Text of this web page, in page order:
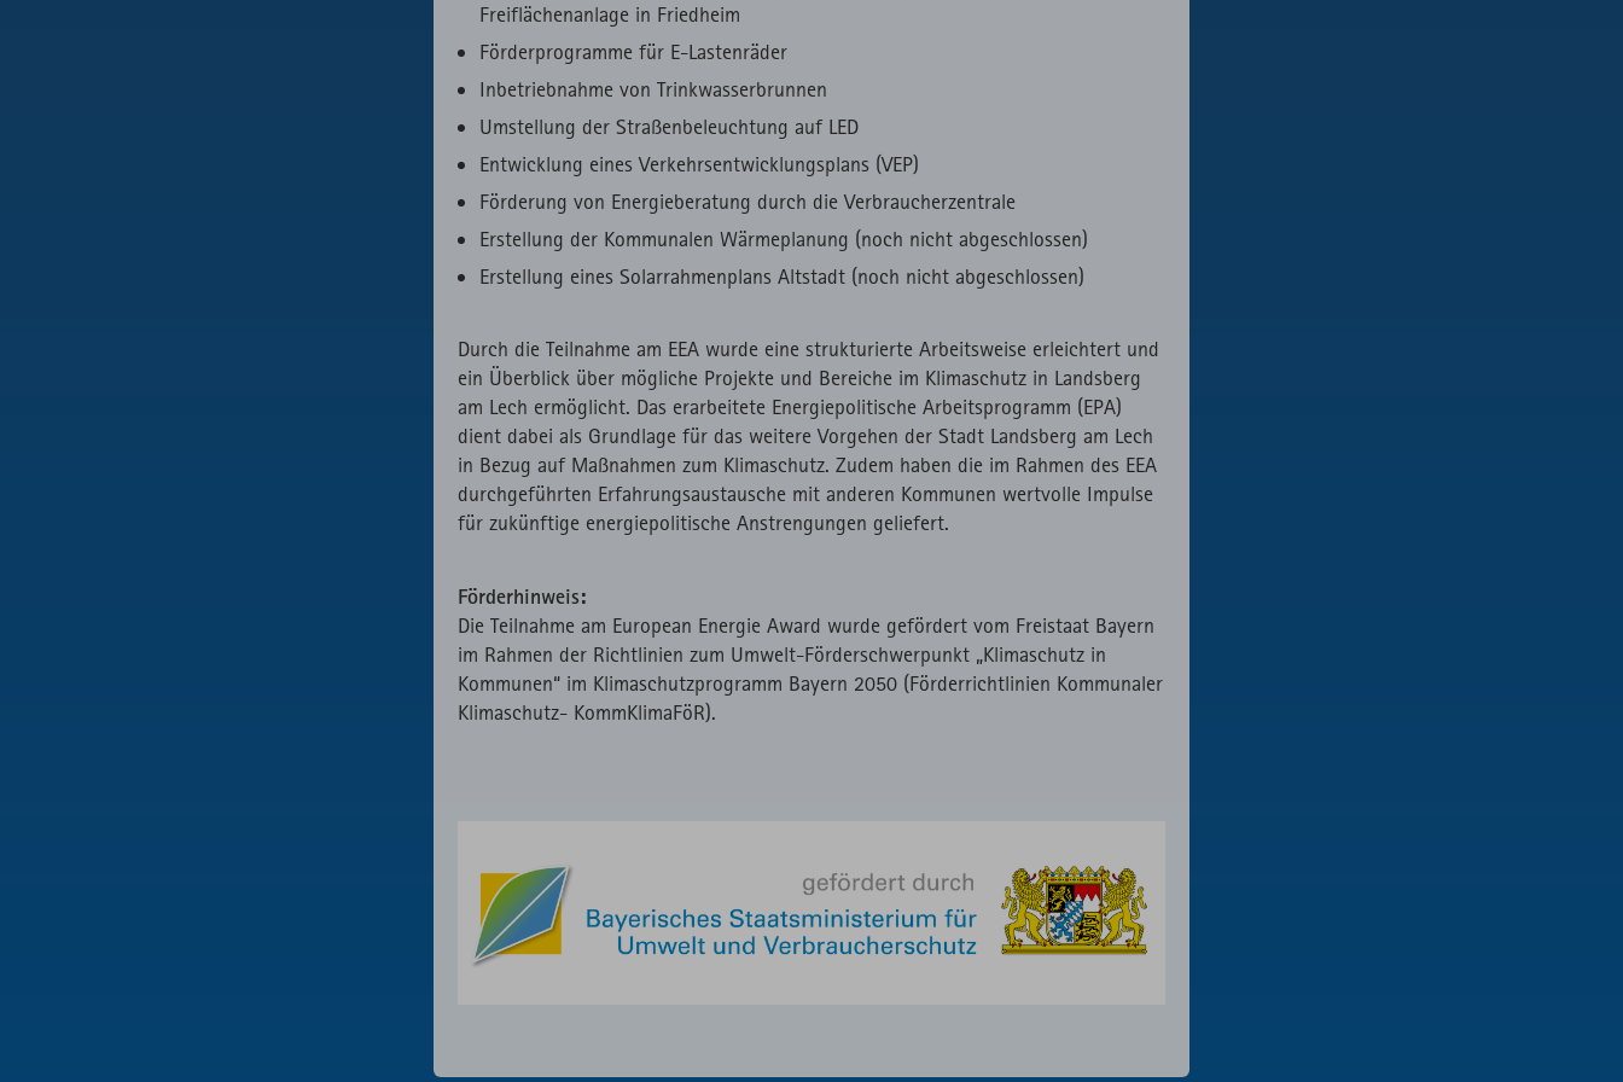
Freiflächenanlage in Friedheim
Förderprogramme für E-Lastenräder
Inbetriebnahme von Trinkwasserbrunnen
Umstellung der Straßenbeleuchtung auf LED
Entwicklung eines Verkehrsentwicklungsplans (VEP)
Förderung von Energieberatung durch die Verbraucherzentrale
Erstellung der Kommunalen Wärmeplanung (noch nicht abgeschlossen)
Erstellung eines Solarrahmenplans Altstadt (noch nicht abgeschlossen)
Durch die Teilnahme am EEA wurde eine strukturierte Arbeitsweise erleichtert und
ein Überblick über mögliche Projekte und Bereiche im Klimaschutz in Landsberg
am Lech ermöglicht. Das erarbeitete Energiepolitische Arbeitsprogramm (EPA)
dient dabei als Grundlage für das weitere Vorgehen der Stadt Landsberg am Lech
in Bezug auf Maßnahmen zum Klimaschutz. Zudem haben die im Rahmen des EEA
durchgeführten Erfahrungsaustausche mit anderen Kommunen wertvolle Impulse
für zukünftige energiepolitische Anstrengungen geliefert.
Förderhinweis:
Die Teilnahme am European Energie Award wurde gefördert vom Freistaat Bayern
im Rahmen der Richtlinien zum Umwelt-Förderschwerpunkt „Klimaschutz in
Kommunen“ im Klimaschutzprogramm Bayern 2050 (Förderrichtlinien Kommunaler
Klimaschutz- KommKlimaFöR).